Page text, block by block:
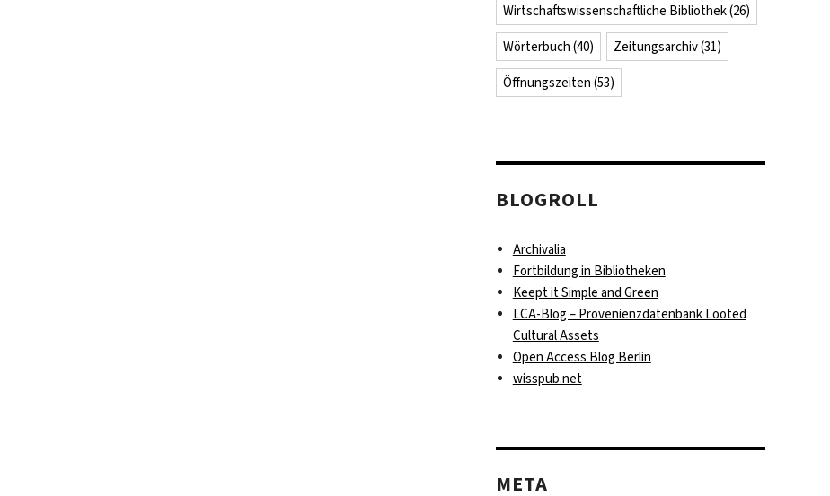
Wirtschaftswissenschaftliche Bibliothek(26)
Wörterbuch (40) Zeitungsarchiv(31)
Öffnungszeiten (53)
BLOGROLL
Archivalia
Fortbildung in Bibliotheken
Keept it Simple and Green
LCA-Blog – Provenienzdatenbank Looted
Cultural Assets
Open Access Blog Berlin
wisspub.net
META